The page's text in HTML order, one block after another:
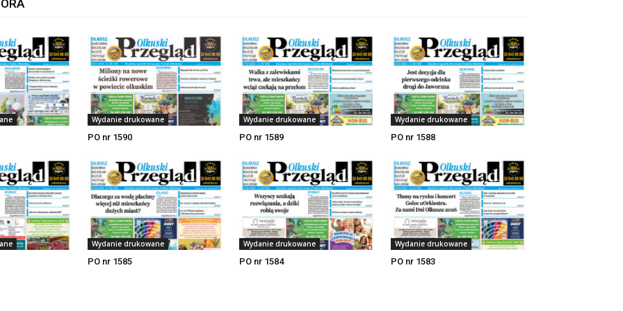
Wydanie drukowane
PO nr 1590
Wydanie drukowane
PO nr 1589
Wydanie drukowane
PO nr 1588
Wydanie drukowane
PO nr 1585
Wydanie drukowane
PO nr 1584
Wydanie drukowane
PO nr 1583